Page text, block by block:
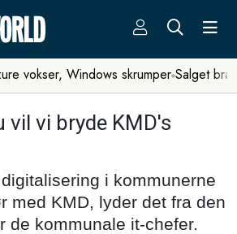
vokser, Windows skrumper Salget
vil vi bryde KMD's
i kommunerne
med KMD, lyder det fra den
de kommunale it-chefer.